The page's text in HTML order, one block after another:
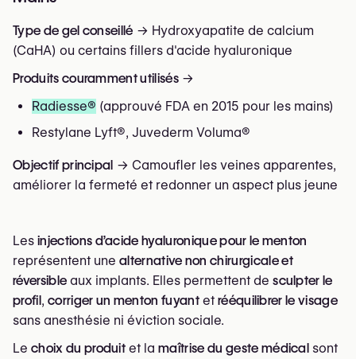
Type de gel conseillé → Hydroxyapatite de calcium
(CaHA) ou certains fillers d'acide hyaluronique
Produits couramment utilisés→
Radiesse® (approuvé FDA en 2015 pour les mains)
Restylane Lyft®, Juvederm Voluma®
Objectif principal → Camoufler les veines apparentes,
améliorer la fermeté et redonner un aspect plus jeune
Les injections d’acide hyaluronique pour le menton
représentent une alternative non chirurgicale et
réversible aux implants. Elles permettent desculpter le
profil, corriger un menton fuyantet rééquilibrer le visage
sans anesthésie ni éviction sociale.
Le choix du produit et lamaîtrise du geste médical sont